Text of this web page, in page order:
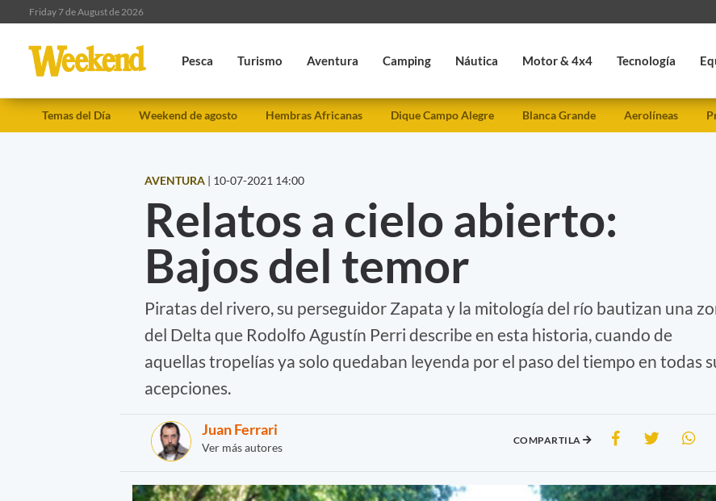
Friday 7 de August de 2026
Pesca Turismo Aventura Camping Náutica Motor & 4x4 Tecnología
Temas del Día Weekend de agosto Hembras Africanas Dique Campo Alegre Blanca Grande Aerolíneas
AVENTURA | 10-07-2021 14:00
Relatos a cielo abierto:
Bajos del temor
Piratas del rivero, su perseguidor Zapata y la mitología del río bautizan una
del Delta que Rodolfo Agustín Perri describe en esta historia, cuando de
aquellas tropelías ya solo quedaban leyenda por el paso del tiempo en todas
acepciones.
Juan Ferrari
Ver más autores
COMPARTILA